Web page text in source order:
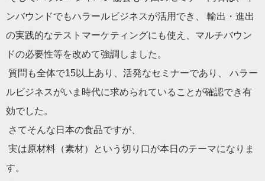
ンバウンドでもハラールビジネスが活用でき、 輸出・進出
の実践的なテストマーケティングにも使え、マルチバウン
ドの必要性等を改めて強調しました。
質問も全体で15以上あり、活発なセミナーであり、 ハラー
ルビジネスがいま時代に求められていることが確認でき有
効でした。
さてそんな日本の食品ですが、
実は原材料（素材）という切り口が本日のテーマになりま
す。